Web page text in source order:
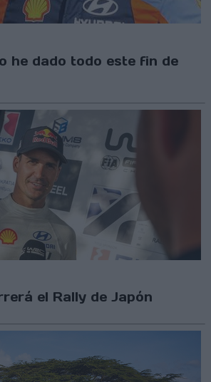
he dado todo este fin de
el Rally de Japón